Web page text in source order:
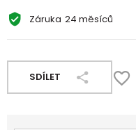
Záruka 24 měsíců
SDÍLET